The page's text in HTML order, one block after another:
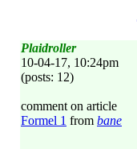
Plaidroller
10-04-17, 10:24pm
(posts: 12)
comment on article
Formel 1 from bane